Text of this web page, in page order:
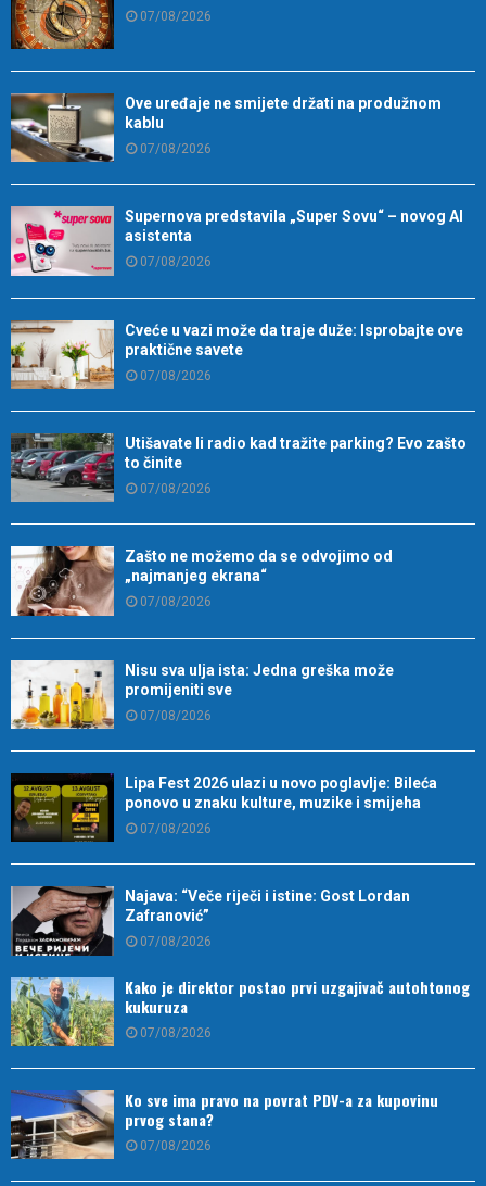
07/08/2026
Ove uređaje ne smijete držati na produžnom
kablu
07/08/2026
Supernova predstavila „Super Sovu“ – novog AI
asistenta
07/08/2026
Cveće u vazi može da traje duže: Isprobajte ove
praktične savete
07/08/2026
Utišavate li radio kad tražite parking? Evo zašto
to činite
07/08/2026
Zašto ne možemo da se odvojimo od
„najmanjeg ekrana“
07/08/2026
Nisu sva ulja ista: Jedna greška može
promijeniti sve
07/08/2026
Lipa Fest 2026 ulazi u novo poglavlje: Bileća
ponovo u znaku kulture, muzike i smijeha
07/08/2026
Najava: “Veče riječi i istine: Gost Lordan
Zafranović”
07/08/2026
Kako je direktor postao prvi uzgajivač autohtonog
kukuruza
07/08/2026
Ko sve ima pravo na povrat PDV-a za kupovinu
prvog stana?
07/08/2026